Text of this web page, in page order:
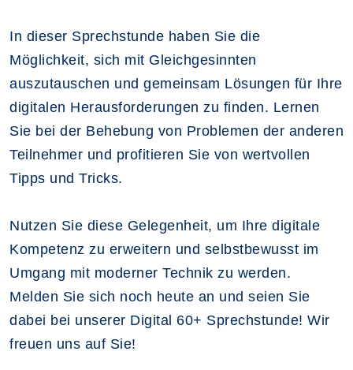
In dieser Sprechstunde haben Sie die
Möglichkeit, sich mit Gleichgesinnten
auszutauschen und gemeinsam Lösungen für Ihre
digitalen Herausforderungen zu finden. Lernen
Sie bei der Behebung von Problemen der anderen
Teilnehmer und profitieren Sie von wertvollen
Tipps und Tricks.
Nutzen Sie diese Gelegenheit, um Ihre digitale
Kompetenz zu erweitern und selbstbewusst im
Umgang mit moderner Technik zu werden.
Melden Sie sich noch heute an und seien Sie
dabei bei unserer Digital 60+ Sprechstunde! Wir
freuen uns auf Sie!